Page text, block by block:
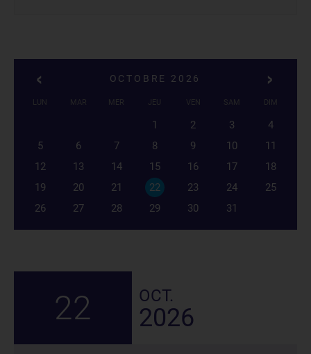
OCTOBRE 2026
LUN MAR MER JEU VEN SAM DIM
1 2 3
4
5
6 7 8 9 10
11
12
13 14 15 16 17
18
19
20 21 22 23 24
25
26
27 28 29 30 31
22 OCT.
2026